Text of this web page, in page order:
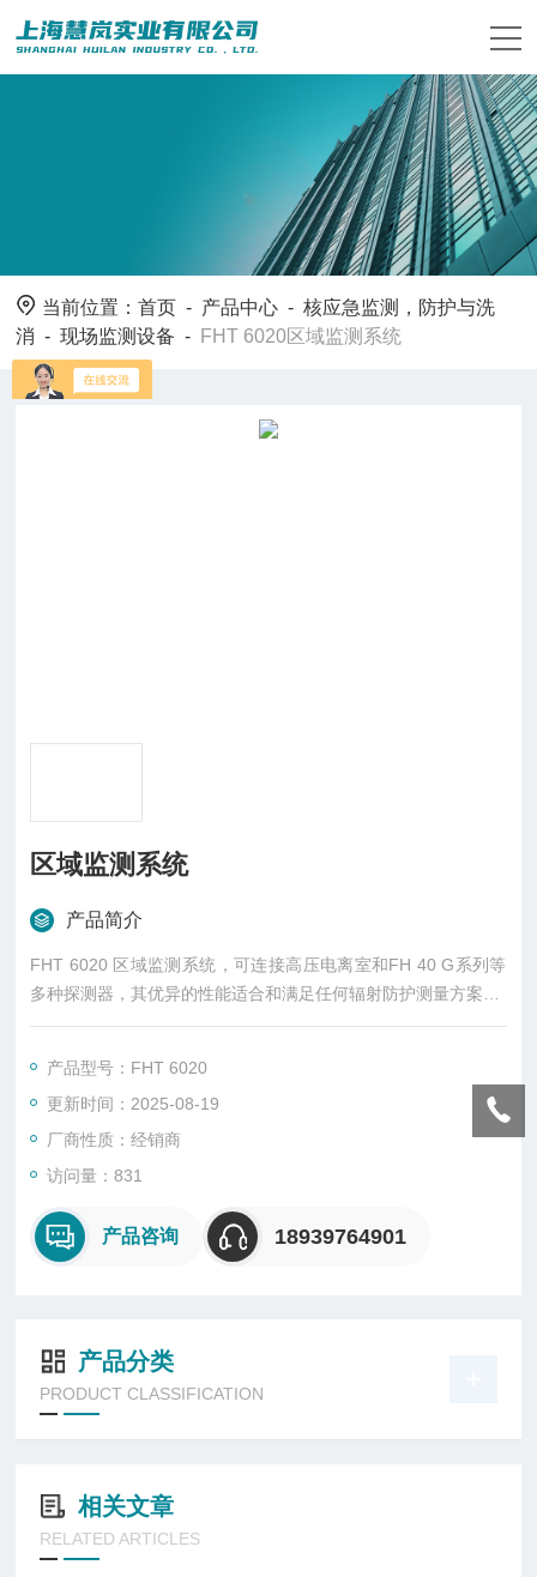
当前位置：首页 - 产品中心 -核应急监测，防护与洗
消 -现场监测设备 - FHT 6020区域监测系统
区域监测系统
产品简介
FHT 6020 区域监测系统，可连接高压电离室和FH 40 G系列等
多种探测器，其优异的性能适合和满足任何辐射防护测量方案
的需要。广泛应用于工业生产部门 (如石油化工、辐照企业及其
(如监测潜在的放射性危险或特殊的核材料)。可根据需要设计不
同监测方案，系统具有高度的可靠性和稳定性，适合连续监测，
可长年工作。
产品型号：FHT 6020
更新时间：2025-08-19
厂商性质：经销商
访问量：831
产品咨询 18939764901
产品分类
PRODUCT CLASSIFICATION
相关文章
RELATED ARTICLES